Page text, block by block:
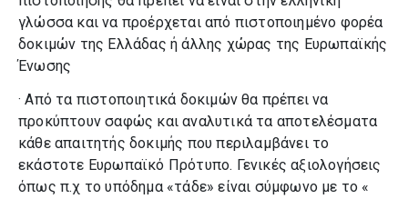
γλώσσα και να προέρχεται από πιστοποιημένο φορέα
δοκιμών της Ελλάδας ή άλλης χώρας της Ευρωπαϊκής
Ένωσης
· Από τα πιστοποιητικά δοκιμών θα πρέπει να
προκύπτουν σαφώς και αναλυτικά τα αποτελέσματα
κάθε απαιτητής δοκιμής που περιλαμβάνει το
εκάστοτε Ευρωπαϊκό Πρότυπο. Γενικές αξιολογήσεις
όπως π.χ το υπόδημα «τάδε» είναι σύμφωνο με το «